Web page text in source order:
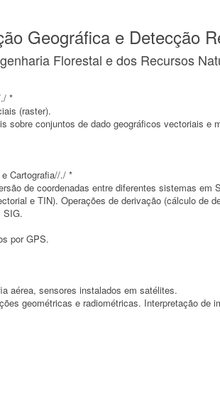
Geográfica e Detecção
Florestal e dos Recursos
*
(raster).
sobre conjuntos de dado geográficos vectoriais e
Cartografia//./ *
de coordenadas entre diferentes sistemas em
e TIN). Operações de derivação (cálculo de
SIG.
por GPS.
aérea, sensores instalados em satélites.
geométricas e radiométricas. Interpretação de